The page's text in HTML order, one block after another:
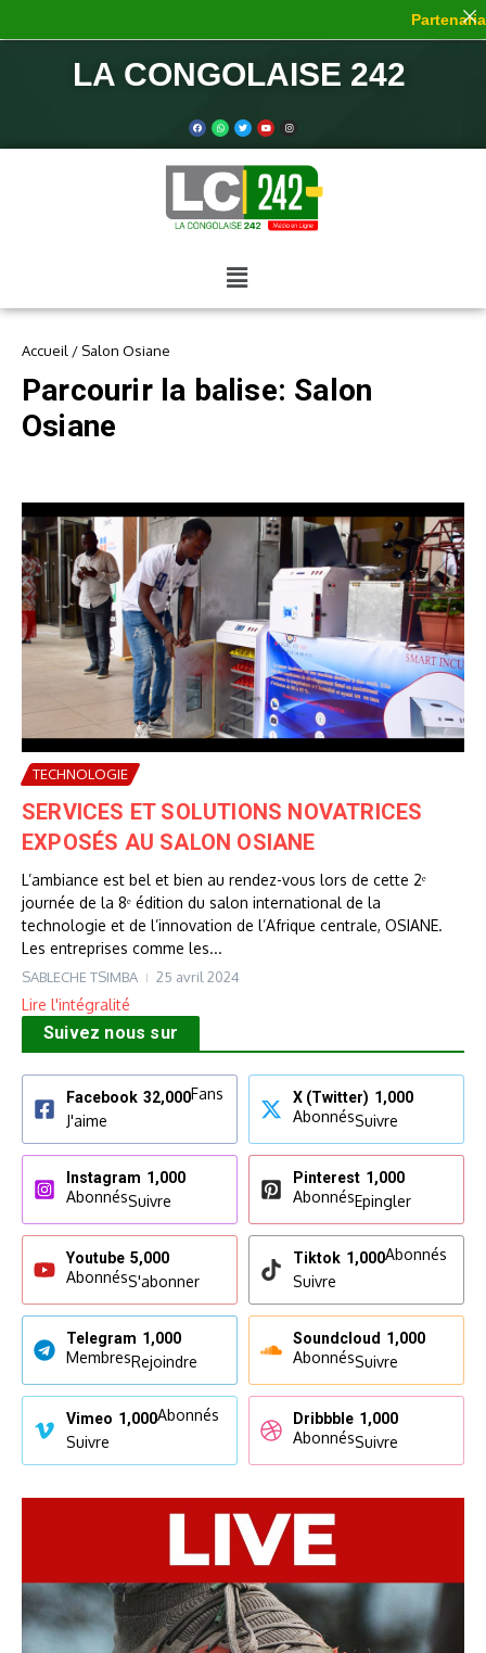
LA CONGOLAISE 242
Accueil / Salon Osiane
Parcourir la balise: Salon
Osiane
TECHNOLOGIE
SERVICES ET SOLUTIONS NOVATRICES
EXPOSÉS AU SALON OSIANE
L’ambiance est bel et bien au rendez-vous lors de cette 2ᵉ
journée de la 8ᵉ édition du salon international de la
technologie et de l’innovation de l’Afrique centrale, OSIANE.
Les entreprises comme les...
SABLECHE TSIMBA 25 avril 2024
Lire l'intégralité
Suivez nous sur
Facebook 32,000Fans
J'aime
X (Twitter) 1,000
AbonnésSuivre
Instagram 1,000
AbonnésSuivre
Pinterest 1,000
AbonnésEpingler
Youtube 5,000
AbonnésS'abonner
Tiktok 1,000Abonnés
Suivre
Telegram 1,000
MembresRejoindre
Soundcloud 1,000
AbonnésSuivre
Vimeo 1,000Abonnés
Suivre
Dribbble 1,000
AbonnésSuivre